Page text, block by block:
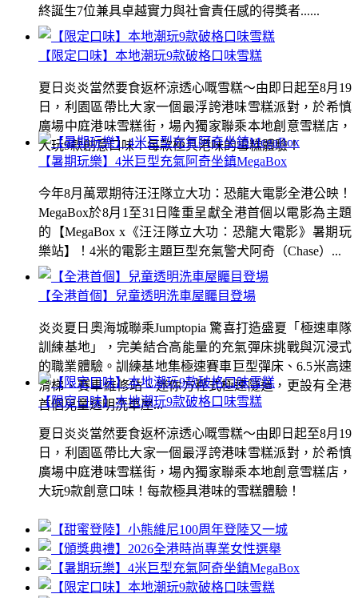
【限定口味】本地潮玩9款破格口味雪糕
夏日炎炎當然要食返杯涼透心嘅雪糕～由即日起至8月19
日，利園區帶比大家一個最浮誇港味雪糕派對，於希慎
廣場中庭港味雪糕街，場內獨家聯乘本地創意雪糕店，
大玩9款創意口味！每款極具港味的雪糕體驗！
【全港首個】兒童透明洗車屋矚目登場
炎炎夏日奧海城聯乘Jumptopia 驚喜打造盛夏「極速車隊
訓練基地」，完美結合高能量的充氣彈床挑戰與沉浸式
的職業體驗。訓練基地集極速賽車巨型彈床、6.5米高速
滑梯、賽車維修站、迷你方程式極速隧道，更設有全港
首個兒童透明洗車屋...
終誕生7位兼具卓越實力與社會責任感的得獎者......
【暑期玩樂】4米巨型充氣阿奇坐鎮MegaBox
今年8月萬眾期待汪汪隊立大功：恐龍大電影全港公映！
MegaBox於8月1至31日隆重呈獻全港首個以電影為主題
的【MegaBox x《汪汪隊立大功：恐龍大電影》暑期玩
樂站】！4米的電影主題巨型充氣警犬阿奇（Chase）...
【限定口味】本地潮玩9款破格口味雪糕
夏日炎炎當然要食返杯涼透心嘅雪糕～由即日起至8月19
日，利園區帶比大家一個最浮誇港味雪糕派對，於希慎
廣場中庭港味雪糕街，場內獨家聯乘本地創意雪糕店，
大玩9款創意口味！每款極具港味的雪糕體驗！